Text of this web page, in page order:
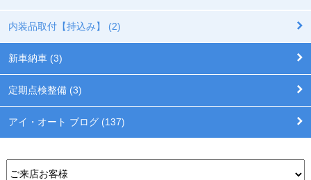
内装品取付【持込み】 (2)
新車納車 (3)
定期点検整備 (3)
アイ・オート ブログ (137)